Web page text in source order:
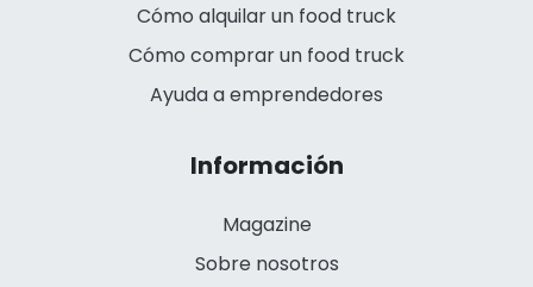
Cómo alquilar un food truck
Cómo comprar un food truck
Ayuda a emprendedores
Información
Magazine
Sobre nosotros